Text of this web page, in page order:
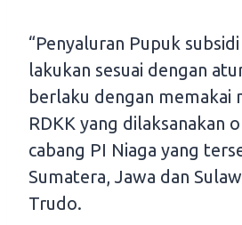
“Penyaluran Pupuk
lakukan sesuai dengan
berlaku dengan memakai
RDKK yang dilaksanakan
cabang PI Niaga yang
Sumatera, Jawa dan
Trudo.